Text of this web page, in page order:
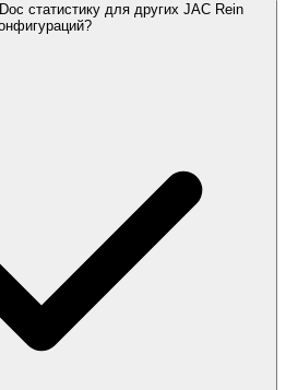
статистику для других JAC Rein